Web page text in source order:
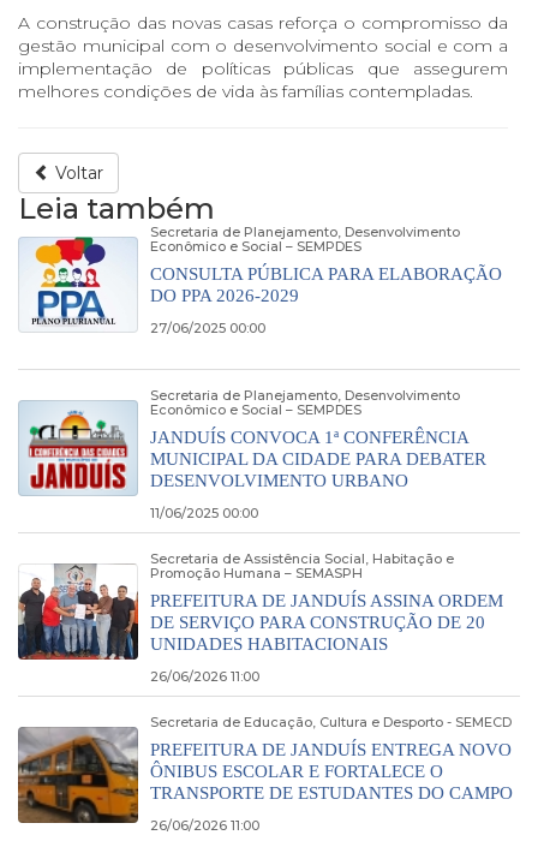
A construção das novas casas reforça o compromisso da
gestão municipal com o desenvolvimento social e com a
implementação de políticas públicas que assegurem
melhores condições de vida às famílias contempladas.
Voltar
Leia também
Secretaria de Planejamento, Desenvolvimento
Econômico e Social – SEMPDES
CONSULTA PÚBLICA PARA ELABORAÇÃO
DO PPA 2026-2029
27/06/2025 00:00
Secretaria de Planejamento, Desenvolvimento
Econômico e Social – SEMPDES
JANDUÍS CONVOCA 1ª CONFERÊNCIA
MUNICIPAL DA CIDADE PARA DEBATER
DESENVOLVIMENTO URBANO
11/06/2025 00:00
Secretaria de Assistência Social, Habitação e
Promoção Humana – SEMASPH
PREFEITURA DE JANDUÍS ASSINA ORDEM
DE SERVIÇO PARA CONSTRUÇÃO DE 20
UNIDADES HABITACIONAIS
26/06/2026 11:00
Secretaria de Educação, Cultura e Desporto - SEMECD
PREFEITURA DE JANDUÍS ENTREGA NOVO
ÔNIBUS ESCOLAR E FORTALECE O
TRANSPORTE DE ESTUDANTES DO CAMPO
26/06/2026 11:00